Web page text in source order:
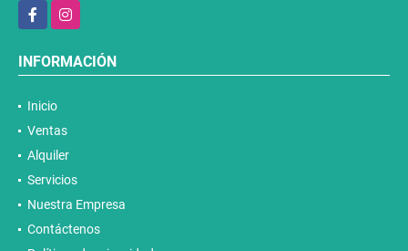
FacebookInstagram
INFORMACIÓN
Inicio
Ventas
Alquiler
Servicios
Nuestra Empresa
Contáctenos